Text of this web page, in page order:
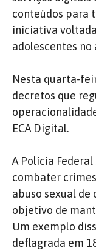
conteúdos para
iniciativa
adolescentes
Nesta quarta-
decretos que
ECA Digital.
A Polícia
combater
abuso sexual de
objetivo de
Um exemplo
deflagrada em